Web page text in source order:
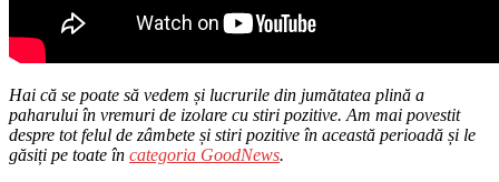
Hai că se poate să vedem și lucrurile din jumătatea plină a
paharului în vremuri de izolare cu stiri pozitive. Am mai povestit
despre tot felul de zâmbete și stiri pozitive în această perioadă și le
găsiți pe toate în categoria GoodNews.